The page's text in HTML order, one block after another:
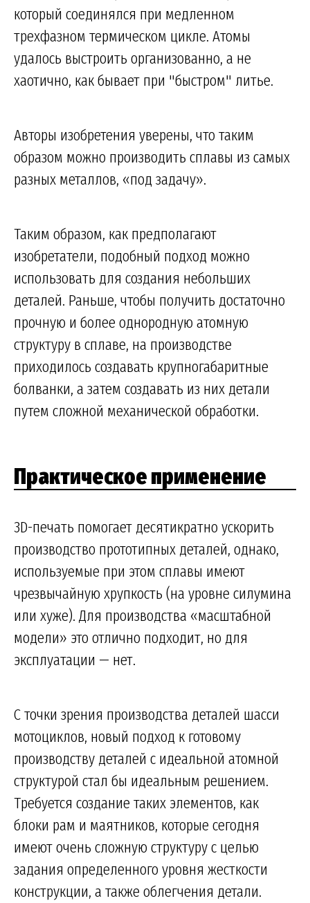
который соединялся при медленном
трехфазном термическом цикле. Атомы
удалось выстроить организованно, а не
хаотично, как бывает при "быстром" литье.
Авторы изобретения уверены, что таким
образом можно производить сплавы из самых
разных металлов, «под задачу».
Таким образом, как предполагают
изобретатели, подобный подход можно
использовать для создания небольших
деталей. Раньше, чтобы получить достаточно
прочную и более однородную атомную
структуру в сплаве, на производстве
приходилось создавать крупногабаритные
болванки, а затем создавать из них детали
путем сложной механической обработки.
Практическое применение
3D-печать помогает десятикратно ускорить
производство прототипных деталей, однако,
используемые при этом сплавы имеют
чрезвычайную хрупкость (на уровне силумина
или хуже). Для производства «масштабной
модели» это отлично подходит, но для
эксплуатации — нет.
С точки зрения производства деталей шасси
мотоциклов, новый подход к готовому
производству деталей с идеальной атомной
структурой стал бы идеальным решением.
Требуется создание таких элементов, как
блоки рам и маятников, которые сегодня
имеют очень сложную структуру с целью
задания определенного уровня жесткости
конструкции, а также облегчения детали.